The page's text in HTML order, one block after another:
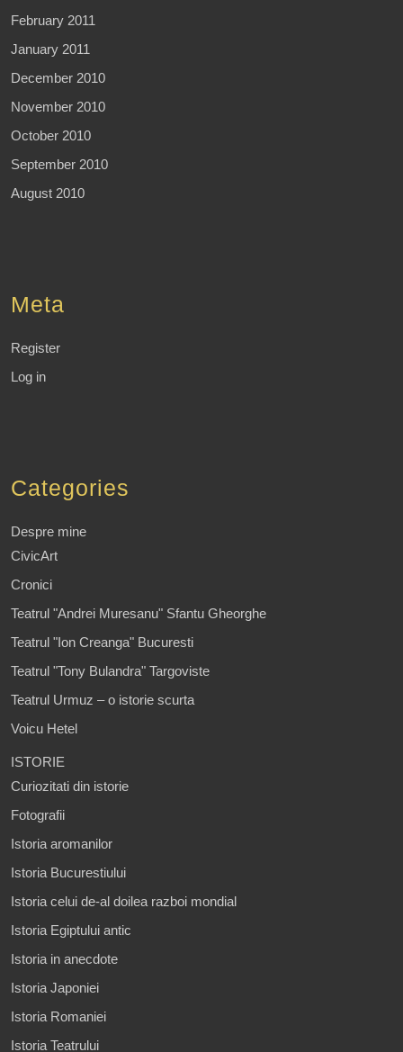
February 2011
January 2011
December 2010
November 2010
October 2010
September 2010
August 2010
Meta
Register
Log in
Categories
Despre mine
CivicArt
Cronici
Teatrul "Andrei Muresanu" Sfantu Gheorghe
Teatrul "Ion Creanga" Bucuresti
Teatrul "Tony Bulandra" Targoviste
Teatrul Urmuz – o istorie scurta
Voicu Hetel
ISTORIE
Curiozitati din istorie
Fotografii
Istoria aromanilor
Istoria Bucurestiului
Istoria celui de-al doilea razboi mondial
Istoria Egiptului antic
Istoria in anecdote
Istoria Japoniei
Istoria Romaniei
Istoria Teatrului